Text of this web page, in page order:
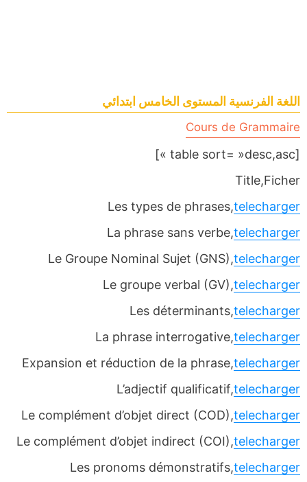
اللغة الفرنسية المستوى الخامس ابتدائي
Cours de Grammaire
[table sort= »desc,asc »]
Title,Ficher
Les types de phrases,telecharger
La phrase sans verbe,telecharger
Le Groupe Nominal Sujet (GNS),telecharger
Le groupe verbal (GV),telecharger
Les déterminants,telecharger
La phrase interrogative,telecharger
Expansion et réduction de la phrase,telecharger
L’adjectif qualificatif,telecharger
Le complément d’objet direct (COD),telecharger
Le complément d’objet indirect (COI),telecharger
Les pronoms démonstratifs,telecharger